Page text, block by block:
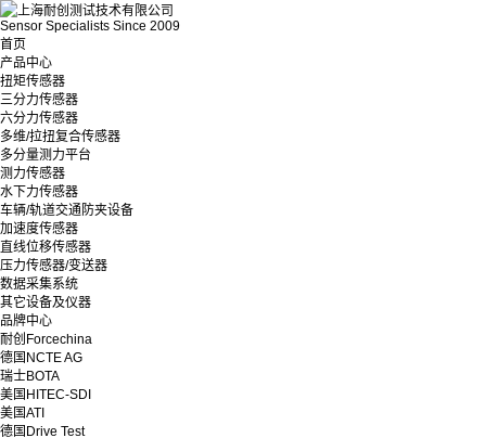
Sensor Specialists Since 2009
首页
产品中心
扭矩传感器
三分力传感器
六分力传感器
多维/拉扭复合传感器
多分量测力平台
测力传感器
水下力传感器
车辆/轨道交通防夹设备
加速度传感器
直线位移传感器
压力传感器/变送器
数据采集系统
其它设备及仪器
品牌中心
耐创Forcechina
德国NCTE AG
瑞士BOTA
美国HITEC-SDI
美国ATI
德国Drive Test